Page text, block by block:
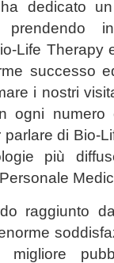
dedicato
prendendo
Life Therapy
successo
i nostri
ogni numero
di Bio-
più
raggiunto